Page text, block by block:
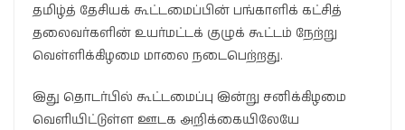
தமிழ்த் தேசியக் கூட்டமைப்பின் பங்காளிக் கட்சித்
தலைவர்களின் உயர்மட்டக் குழுக் கூட்டம் நேற்று
வெள்ளிக்கிழமை மாலை நடைபெற்றது.
இது தொடர்பில் கூட்டமைப்பு இன்று சனிக்கிழமை
வெளியிட்டுள்ள ஊடக அறிக்கையிலேயே